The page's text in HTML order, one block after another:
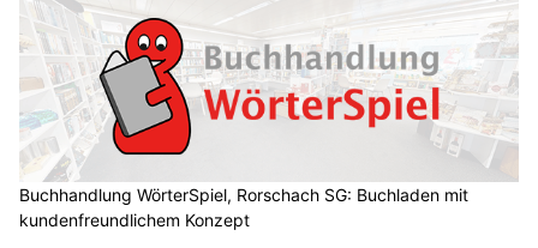
Buchhandlung WörterSpiel, Rorschach SG: Buchladen mit
kundenfreundlichem Konzept